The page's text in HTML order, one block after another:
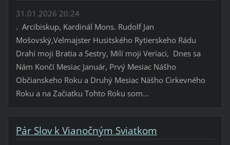
31.01.2026 20:24
. Arcibiskup, Kardinál Mons. Rudolf Jan
Mošovský,Velmajster Husitského Rytierskeho Rádu
Drahí moji Bratia a Sestry, Milí moji Veriaci, Dnes sa
Nám Končí Mesiac Január, Prvý Mesiac Nášho
Občianskeho Roku a Druhý Mesiac Nášho Cirkevného
Roku a na Začiatku Tohto Roku som...
Pár Slov k Vianočným Sviatkom